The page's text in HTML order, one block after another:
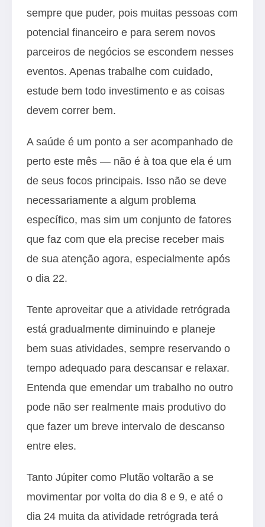
sempre que puder, pois muitas pessoas com
potencial financeiro e para serem novos
parceiros de negócios se escondem nesses
eventos. Apenas trabalhe com cuidado,
estude bem todo investimento e as coisas
devem correr bem.
A saúde é um ponto a ser acompanhado de
perto este mês — não é à toa que ela é um
de seus focos principais. Isso não se deve
necessariamente a algum problema
específico, mas sim um conjunto de fatores
que faz com que ela precise receber mais
de sua atenção agora, especialmente após
o dia 22.
Tente aproveitar que a atividade retrógrada
está gradualmente diminuindo e planeje
bem suas atividades, sempre reservando o
tempo adequado para descansar e relaxar.
Entenda que emendar um trabalho no outro
pode não ser realmente mais produtivo do
que fazer um breve intervalo de descanso
entre eles.
Tanto Júpiter como Plutão voltarão a se
movimentar por volta do dia 8 e 9, e até o
dia 24 muita da atividade retrógrada terá